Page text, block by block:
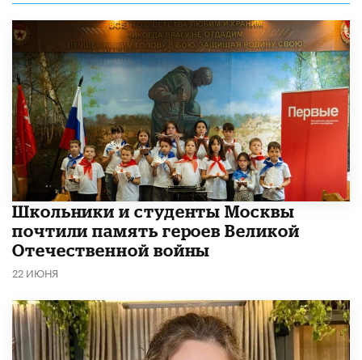
Школьники и студенты Москвы
почтили память героев Великой
Отечественной войны
22 ИЮНЯ